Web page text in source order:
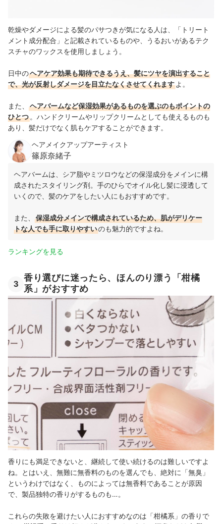
乾燥やダメージによる髪のパサつきが気になる人は、「トリート
メント成分配合」と記載されているものや、うるおいがあるテク
スチャのワックスを使用しましょう。
日中のヘアケア効果も期待できるうえ、髪にツヤを演出すること
で、光が反射しダメージを目立たなくさせてくれます よ。
また、
ヘアバームなど保湿効果があるものを選ぶのもポイントの
ひとつ 。ハンドクリームやリップクリームとしても使えるものも
あり、髪だけでなく肌もケアすることができます。
ヘアメイクアップアーティスト
篠原奈緒子
ヘアバームは、シア脂やミツロウなどの保湿成分をメインに構
成されたスタイリング剤。手のひらでオイル化し髪に浸透して
いくので、髪のケアをしたい人にもおすすめです。
また、
保湿成分メインで構成されているため、肌がデリケー
トな人でも手に取りやすいのも魅力的ですよね。
ランキングを見る
3
香り選びに迷ったら、ほんのり漂う「柑橘
系」がおすすめ
香りにも満足できないと、継続して使い続けるのは難しいですよ
ね。とはいえ、無難に無香料のものを選んでも、絶対に「無臭」
というわけではなく、ものによっては無香料であることが原因
で、製品独特の香りがするものも…。
これらの失敗を避けたい人におすすめなのは「柑橘系」の香りで